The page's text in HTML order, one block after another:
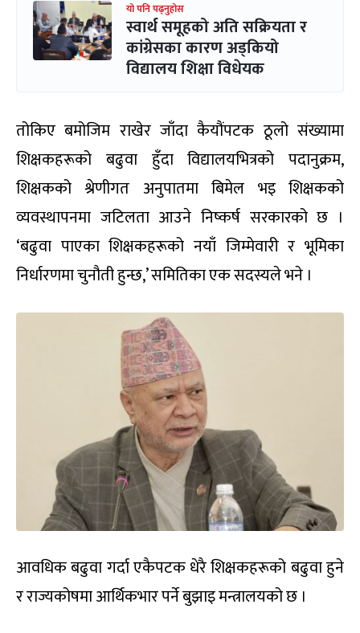
यो पनि पढ्नुहोस
स्वार्थ समूहको अति सक्रियता र
कांग्रेसका कारण अड्कियो
विद्यालय शिक्षा विधेयक
तोकिए बमोजिम राखेर जाँदा कैयौंपटक ठूलो संख्यामा
शिक्षकहरूको बढुवा हुँदा विद्यालयभित्रको पदानुक्रम,
शिक्षकको श्रेणीगत अनुपातमा बिमेल भइ शिक्षकको
व्यवस्थापनमा जटिलता आउने निष्कर्ष सरकारको छ ।
‘बढुवा पाएका शिक्षकहरूको नयाँ जिम्मेवारी र भूमिका
निर्धारणमा चुनौती हुन्छ,’ समितिका एक सदस्यले भने ।
आवधिक बढुवा गर्दा एकैपटक धेरै शिक्षकहरूको बढुवा हुने
र राज्यकोषमा आर्थिकभार पर्ने बुझाइ मन्त्रालयको छ ।